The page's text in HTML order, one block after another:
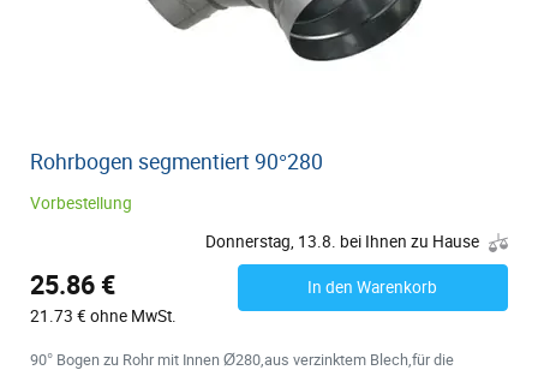
Rohrbogen segmentiert 90°280
Vorbestellung
Donnerstag, 13.8. bei Ihnen zu Hause
25.86 €
21.73 € ohne MwSt.
In den Warenkorb
90° Bogen zu Rohr mit Innen Ø280,aus verzinktem Blech,für die